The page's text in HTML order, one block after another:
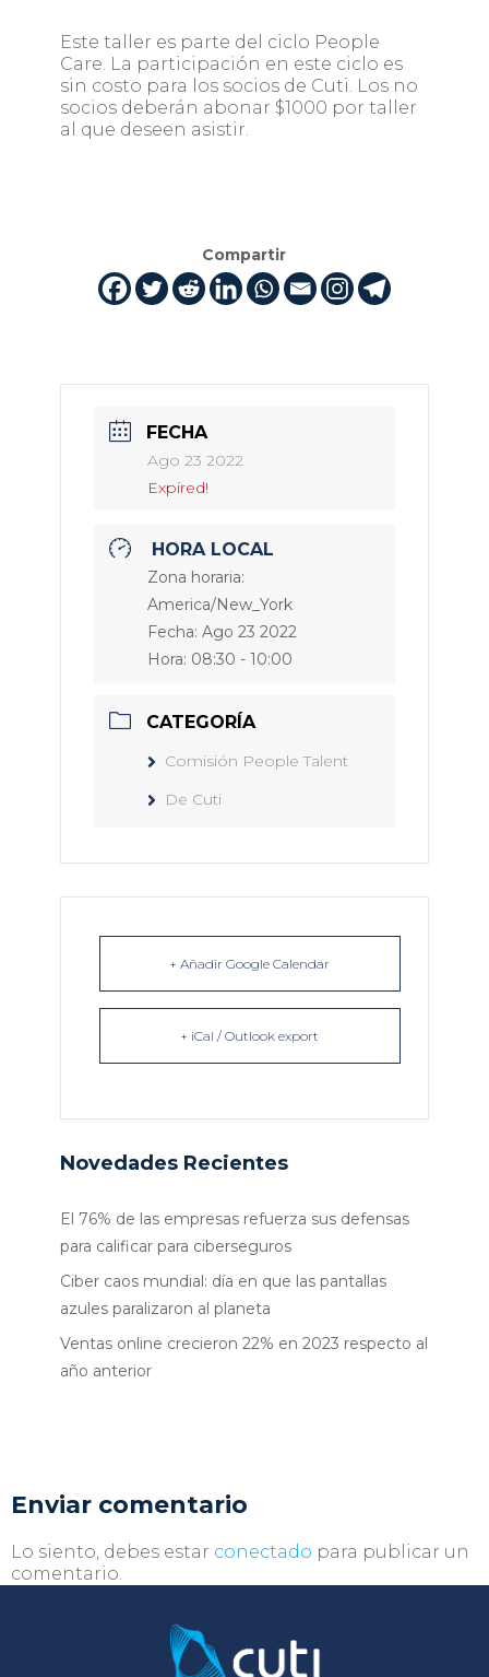
Este taller es parte del ciclo People
Care. La participación en este ciclo es
sin costo para los socios de Cuti. Los no
socios deberán abonar $1000 por taller
al que deseen asistir.
Compartir
FECHA
Ago 23 2022
Expired!
HORA LOCAL
Zona horaria:
America/New_York
Fecha: Ago 23 2022
Hora: 08:30 - 10:00
CATEGORÍA
Comisión People Talent
De Cuti
+ Añadir Google Calendar
+ iCal / Outlook export
Novedades Recientes
El 76% de las empresas refuerza sus defensas
para calificar para ciberseguros
Ciber caos mundial: día en que las pantallas
azules paralizaron al planeta
Ventas online crecieron 22% en 2023 respecto al
año anterior
Enviar comentario
Lo siento, debes estar conectado para publicar un
comentario.